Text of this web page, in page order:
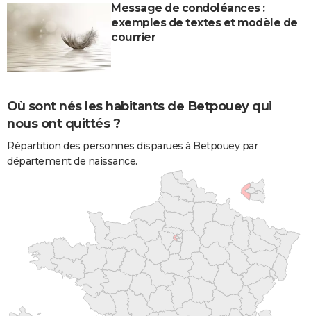
Message de condoléances :
exemples de textes et modèle de
courrier
Où sont nés les habitants de Betpouey qui
nous ont quittés ?
Répartition des personnes disparues à Betpouey par
département de naissance.